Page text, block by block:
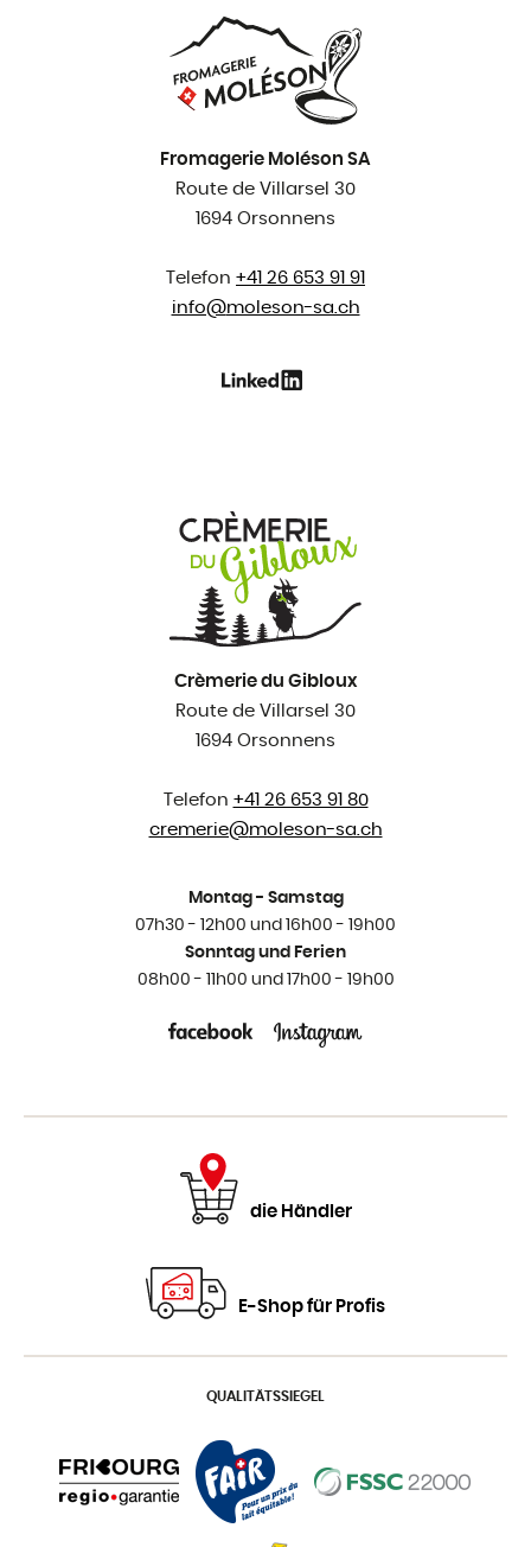
Fromagerie Moléson SA
Route de Villarsel 30
1694 Orsonnens
Telefon +41 26 653 91 91
info@moleson-sa.ch
Crèmerie du Gibloux
Route de Villarsel 30
1694 Orsonnens
Telefon +41 26 653 91 80
cremerie@moleson-sa.ch
Montag - Samstag
07h30 - 12h00 und 16h00 - 19h00
Sonntag und Ferien
08h00 - 11h00 und 17h00 - 19h00
die Händler
E-Shop für Profis
QUALITÄTSSIEGEL